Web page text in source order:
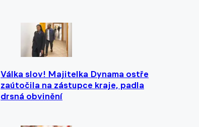
Válka slov! Majitelka Dynama ostře
zaútočila na zástupce kraje, padla
drsná obvinění